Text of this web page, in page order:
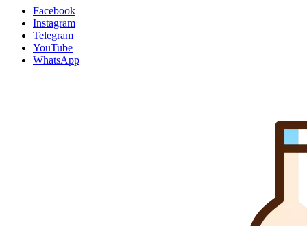
Facebook
Instagram
Telegram
YouTube
WhatsApp